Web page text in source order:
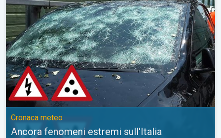
Cronaca meteo
Ancora fenomeni estremi sull'Italia